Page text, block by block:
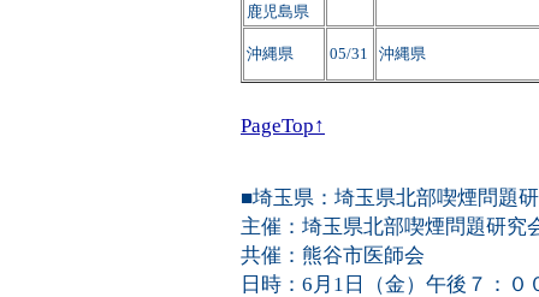
鹿児島県
沖縄県 05/31 沖縄県
PageTop↑
■埼玉県：埼玉県北部喫煙問題
主催：埼玉県北部喫煙問題研究
共催：熊谷市医師会
日時：6月1日（金）午後７：０